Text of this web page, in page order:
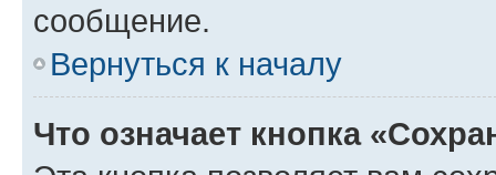
сообщение.
Вернуться к началу
Что означает кнопка